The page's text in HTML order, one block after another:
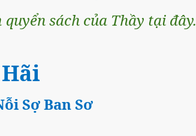
sách của Thầy tại đây.
Sợ Ban Sơ